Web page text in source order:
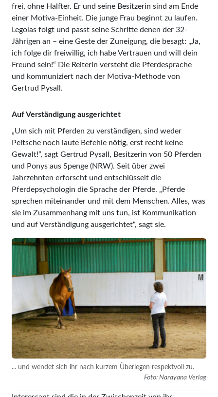
frei, ohne Halfter. Er und seine Besitzerin sind am Ende
einer Motiva-Einheit. Die junge Frau beginnt zu laufen.
Legolas folgt und passt seine Schritte denen der 32-
Jährigen an – eine Geste der Zuneigung, die besagt: „Ja,
ich folge dir freiwillig, ich habe Vertrauen und will dein
Freund sein!“ Die Reiterin versteht die Pferdesprache
und kommuniziert nach der Motiva-Methode von
Gertrud Pysall.
Auf Verständigung ausgerichtet
„Um sich mit Pferden zu verständigen, sind weder
Peitsche noch laute Befehle nötig, erst recht keine
Gewalt!“, sagt Gertrud Pysall, Besitzerin von 50 Pferden
und Ponys aus Spenge (NRW). Seit über zwei
Jahrzehnten erforscht und entschlüsselt die
Pferdepsychologin die Sprache der Pferde. „Pferde
sprechen miteinander und mit dem Menschen. Alles, was
sie im Zusammenhang mit uns tun, ist Kommunikation
und auf Verständigung ausgerichtet“, sagt sie.
... und wendet sich ihr nach kurzem Überlegen respektvoll zu.
Foto: Narayana Verlag